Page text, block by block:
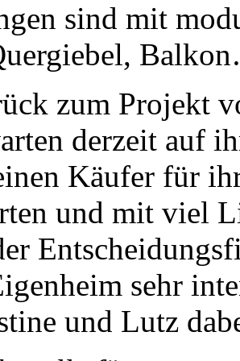
sind mit
zum Projekt
derzeit auf
Käufer für
und mit viel
sehr
und Lutz